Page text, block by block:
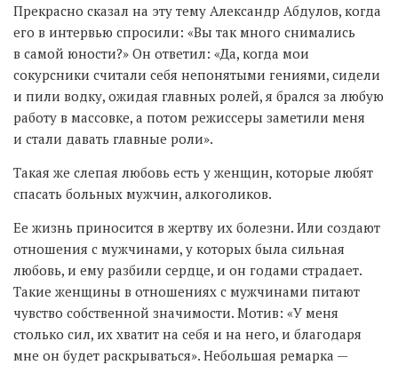
Прекрасно сказал на эту тему Александр Абдулов, когда
его в интервью спросили: «Вы так много снимались
в самой юности?» Он ответил: «Да, когда мои
сокурсники считали себя непонятыми гениями, сидели
и пили водку, ожидая главных ролей, я брался за любую
работу в массовке, а потом режиссеры заметили меня
и стали давать главные роли».
Такая же слепая любовь есть у женщин, которые любят
спасать больных мужчин, алкоголиков.
Ее жизнь приносится в жертву их болезни. Или создают
отношения с мужчинами, у которых была сильная
любовь, и ему разбили сердце, и он годами страдает.
Такие женщины в отношениях с мужчинами питают
чувство собственной значимости. Мотив: «У меня
столько сил, их хватит на себя и на него, и благодаря
мне он будет раскрываться». Небольшая ремарка —